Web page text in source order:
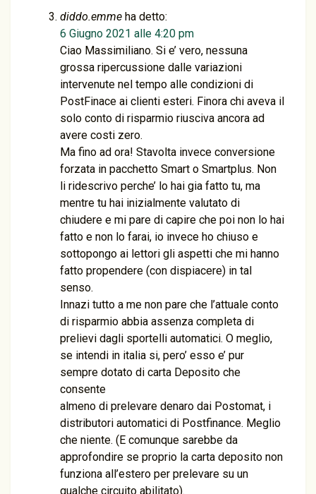
diddo.emme ha detto:
6 Giugno 2021 alle 4:20 pm
Ciao Massimiliano. Si e’ vero, nessuna
grossa ripercussione dalle variazioni
intervenute nel tempo alle condizioni di
PostFinace ai clienti esteri. Finora chi aveva il
solo conto di risparmio riusciva ancora ad
avere costi zero.
Ma fino ad ora! Stavolta invece conversione
forzata in pacchetto Smart o Smartplus. Non
li ridescrivo perche’ lo hai gia fatto tu, ma
mentre tu hai inizialmente valutato di
chiudere e mi pare di capire che poi non lo hai
fatto e non lo farai, io invece ho chiuso e
sottopongo ai lettori gli aspetti che mi hanno
fatto propendere (con dispiacere) in tal
senso.
Innazi tutto a me non pare che l’attuale conto
di risparmio abbia assenza completa di
prelievi dagli sportelli automatici. O meglio,
se intendi in italia si, pero’ esso e’ pur
sempre dotato di carta Deposito che
consente
almeno di prelevare denaro dai Postomat, i
distributori automatici di Postfinance. Meglio
che niente. (E comunque sarebbe da
approfondire se proprio la carta deposito non
funziona all’estero per prelevare su un
qualche circuito abilitato).